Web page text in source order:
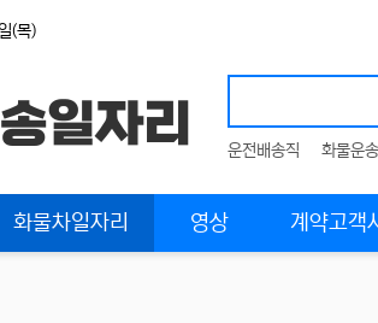
(목)
운전배송직 화물운송
화물차일자리 영상 계약고객